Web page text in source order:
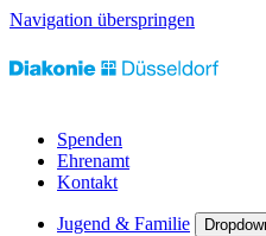
Navigation überspringen
Spenden
Ehrenamt
Kontakt
Jugend & Familie